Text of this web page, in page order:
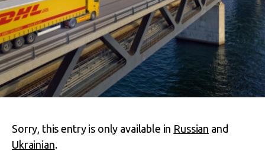
Sorry, this entry is only available in Russian and
Ukrainian.